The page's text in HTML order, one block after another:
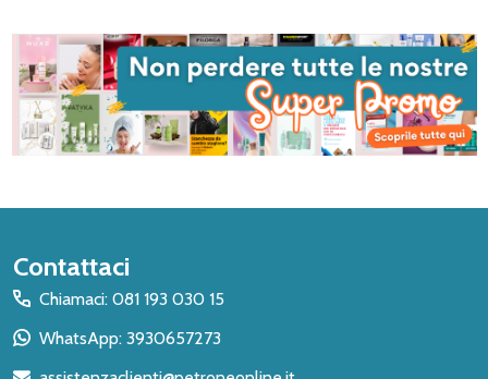
Inizio
del
piè
Contattaci
Chiamaci: 081 193 030 15
WhatsApp: 3930657273